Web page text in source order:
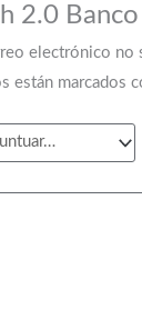
2.0
electrónico no
están marcados